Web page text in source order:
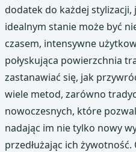
dodatek do każdej
idealnym stanie może być
czasem, intensywne
połyskująca powierzchnia
zastanawiać się, jak
wiele metod, zarówno
nowoczesnych, które
nadając im nie tylko nowy
przedłużając ich